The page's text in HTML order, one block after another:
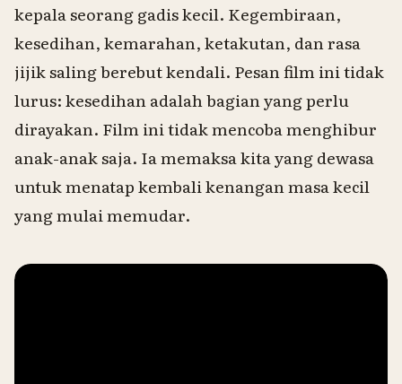
kepala seorang gadis kecil. Kegembiraan,
kesedihan, kemarahan, ketakutan, dan rasa
jijik saling berebut kendali. Pesan film ini tidak
lurus: kesedihan adalah bagian yang perlu
dirayakan. Film ini tidak mencoba menghibur
anak-anak saja. Ia memaksa kita yang dewasa
untuk menatap kembali kenangan masa kecil
yang mulai memudar.